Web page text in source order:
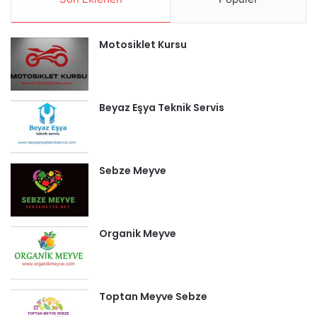
Motosiklet Kursu
Beyaz Eşya Teknik Servis
Sebze Meyve
Organik Meyve
Toptan Meyve Sebze